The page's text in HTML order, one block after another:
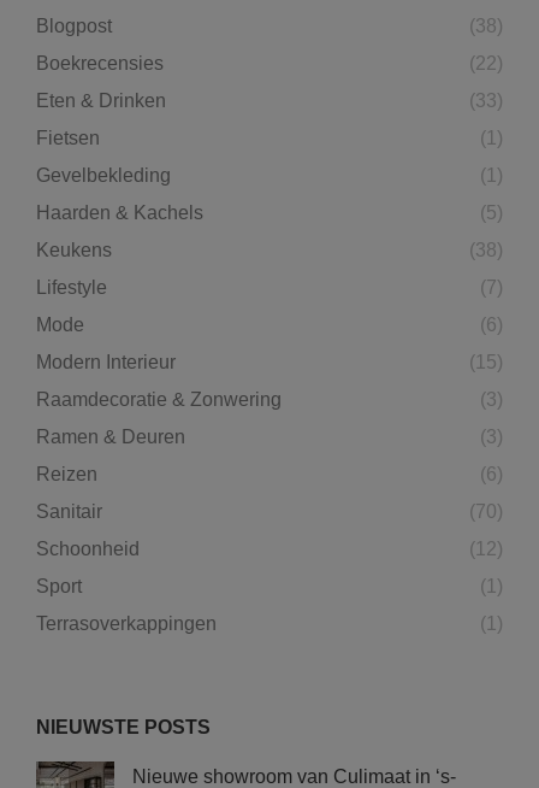
Blogpost
(38)
Boekrecensies
(22)
Eten & Drinken
(33)
Fietsen
(1)
Gevelbekleding
(1)
Haarden & Kachels
(5)
Keukens
(38)
Lifestyle
(7)
Mode
(6)
Modern Interieur
(15)
Raamdecoratie & Zonwering
(3)
Ramen & Deuren
(3)
Reizen
(6)
Sanitair
(70)
Schoonheid
(12)
Sport
(1)
Terrasoverkappingen
(1)
NIEUWSTE POSTS
Nieuwe showroom van Culimaat in ‘s-